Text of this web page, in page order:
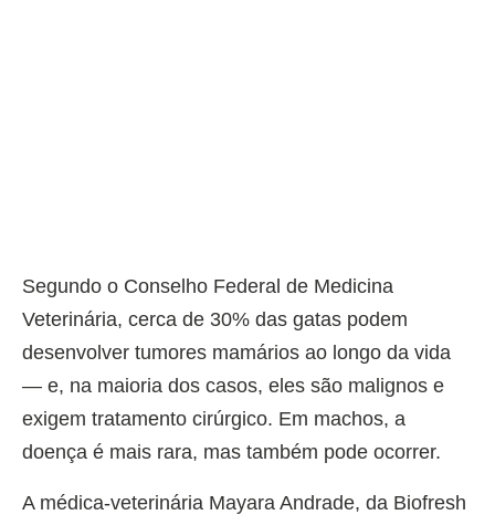
Segundo o Conselho Federal de Medicina
Veterinária, cerca de 30% das gatas podem
desenvolver tumores mamários ao longo da vida
— e, na maioria dos casos, eles são malignos e
exigem tratamento cirúrgico. Em machos, a
doença é mais rara, mas também pode ocorrer.
A médica-veterinária Mayara Andrade, da Biofresh